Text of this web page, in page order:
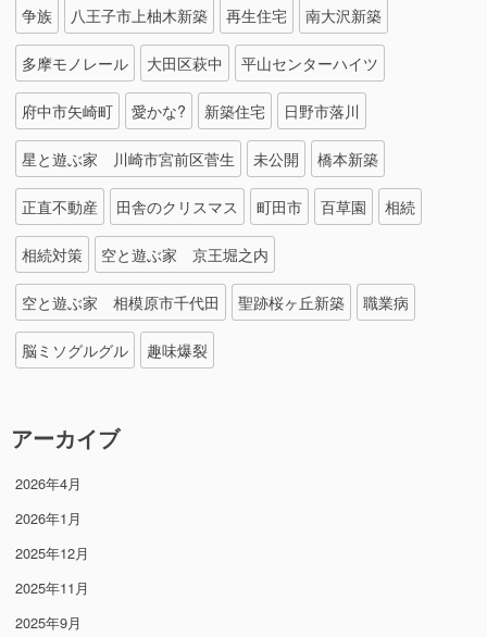
争族 八王子市上柚木新築 再生住宅 南大沢新築
多摩モノレール 大田区萩中 平山センターハイツ
府中市矢崎町 愛かな? 新築住宅 日野市落川
星と遊ぶ家 川崎市宮前区菅生 未公開 橋本新築
正直不動産 田舎のクリスマス 町田市 百草園 相続
相続対策 空と遊ぶ家 京王堀之内
空と遊ぶ家 相模原市千代田 聖跡桜ヶ丘新築 職業病
脳ミソグルグル 趣味爆裂
アーカイブ
2026年4月
2026年1月
2025年12月
2025年11月
2025年9月